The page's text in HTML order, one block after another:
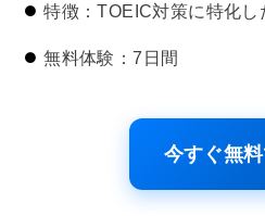
特徴：TOEIC対策に特化し
無料体験：7日間
今すぐ無